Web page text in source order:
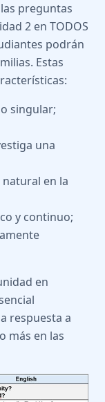
preguntas
2 en TODOS
podrán
Estas
singular;
una
en la
y continuo;
en
respuesta a
más en las